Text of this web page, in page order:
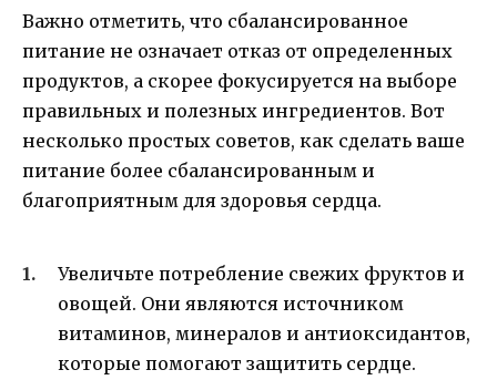
Важно отметить, что сбалансированное
питание не означает отказ от определенных
продуктов, а скорее фокусируется на выборе
правильных и полезных ингредиентов. Вот
несколько простых советов, как сделать ваше
питание более сбалансированным и
благоприятным для здоровья сердца.
Увеличьте потребление свежих фруктов и
овощей. Они являются источником
витаминов, минералов и антиоксидантов,
которые помогают защитить сердце.